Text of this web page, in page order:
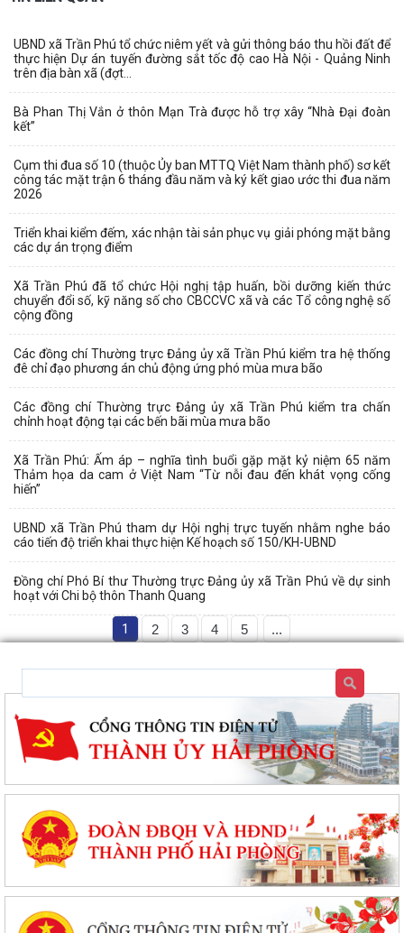
UBND xã Trần Phú tổ chức niêm yết và gửi thông báo thu hồi đất để
thực hiện Dự án tuyến đường sắt tốc độ cao Hà Nội - Quảng Ninh
trên địa bàn xã (đợt...
Bà Phan Thị Vắn ở thôn Mạn Trà được hỗ trợ xây “Nhà Đại đoàn
kết”
Cụm thi đua số 10 (thuộc Ủy ban MTTQ Việt Nam thành phố) sơ kết
công tác mặt trận 6 tháng đầu năm và ký kết giao ước thi đua năm
2026
Triển khai kiểm đếm, xác nhận tài sản phục vụ giải phóng mặt bằng
các dự án trọng điểm
Xã Trần Phú đã tổ chức Hội nghị tập huấn, bồi dưỡng kiến thức
chuyển đổi số, kỹ năng số cho CBCCVC xã và các Tổ công nghệ số
cộng đồng
Các đồng chí Thường trực Đảng ủy xã Trần Phú kiểm tra hệ thống
đê chỉ đạo phương án chủ động ứng phó mùa mưa bão
Các đồng chí Thường trực Đảng ủy xã Trần Phú kiểm tra chấn
chỉnh hoạt động tại các bến bãi mùa mưa bão
Xã Trần Phú: Ấm áp – nghĩa tình buổi gặp mặt kỷ niệm 65 năm
Thảm họa da cam ở Việt Nam “Từ nỗi đau đến khát vọng cống
hiến”
UBND xã Trần Phú tham dự Hội nghị trực tuyến nhằm nghe báo
cáo tiến độ triển khai thực hiện Kế hoạch số 150/KH-UBND
Đồng chí Phó Bí thư Thường trực Đảng ủy xã Trần Phú về dự sinh
hoạt với Chi bộ thôn Thanh Quang
1 2 3 4 5 ...